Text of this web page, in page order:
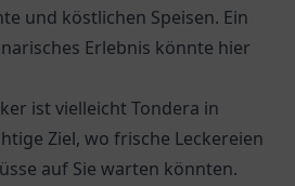
und köstlichen Speisen. Ein
Erlebnis könnte hier
ist vielleicht Tondera in
Ziel, wo frische Leckereien
auf Sie warten könnten.